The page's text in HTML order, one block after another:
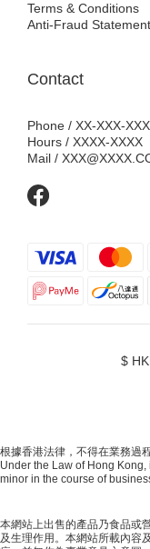
Terms & Conditions
Anti-Fraud Statement
Contact
Phone / XX-XXX-
Hours / XXXX-XXXX
Mail /
$
根據香港法律，不得在業務過
Under the Law of Hong
minor in the course of
本網站上出售的產品乃食品或
及生理作用。本網站所載內容